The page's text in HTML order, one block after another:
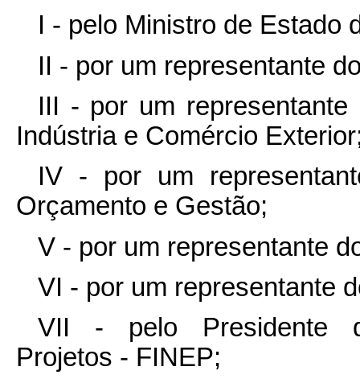
I - pelo Ministro de Estado
II - por um representante
III - por um
Indústria e Comércio
IV - por um
Orçamento e Gestão;
V - por um representante
VI - por um representante
VII - pelo Presidente
Projetos - FINEP;